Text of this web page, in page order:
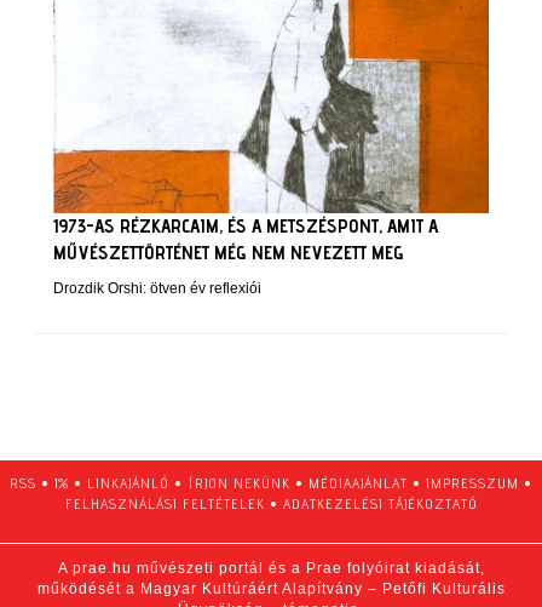
1973-AS RÉZKARCAIM, ÉS A METSZÉSPONT, AMIT A
MŰVÉSZETTÖRTÉNET MÉG NEM NEVEZETT MEG
Drozdik Orshi: ötven év reflexiói
RSS • 1% • LINKAJÁNLÓ • ÍRJON NEKÜNK • MÉDIAAJÁNLAT • IMPRESSZUM •
FELHASZNÁLÁSI FELTÉTELEK • ADATKEZELÉSI TÁJÉKOZTATÓ
A prae.hu művészeti portál és a Prae folyóirat kiadását,
működését a Magyar Kultúráért Alapítvány – Petőfi Kulturális